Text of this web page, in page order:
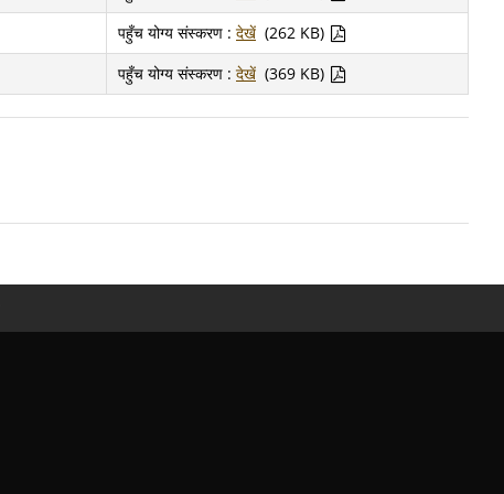
पहुँच योग्य संस्करण : देखें (262 KB)
पहुँच योग्य संस्करण : देखें (369 KB)